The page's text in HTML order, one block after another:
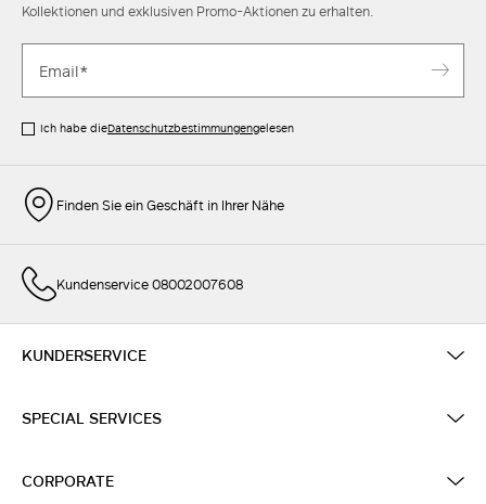
Kollektionen und exklusiven Promo-Aktionen zu erhalten.
Ich habe dieDatenschutzbestimmungengelesen
Finden Sie ein Geschäft in Ihrer Nähe
Kundenservice 08002007608
KUNDERSERVICE
SPECIAL SERVICES
CORPORATE